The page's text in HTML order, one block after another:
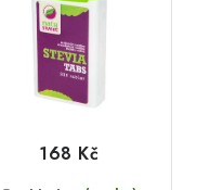
168 Kč